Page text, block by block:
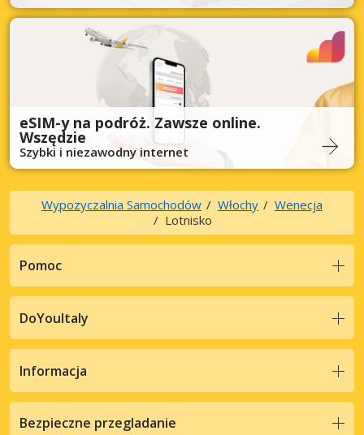
eSIM-y na podróż. Zawsze online.
Wszędzie
Szybki i niezawodny internet
Wypozyczalnia Samochodów Włochy
Wenecja
Lotnisko
Pomoc
DoYouItaly
Informacja
Bezpieczne przegladanie